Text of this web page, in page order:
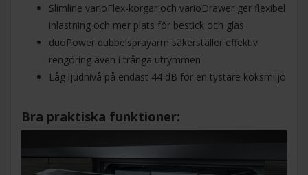
Slimline varioFlex-korgar och varioDrawer ger flexibel
inlastning och mer plats för bestick och glas
duoPower dubbelsprayarm säkerställer effektiv
rengöring även i trånga utrymmen
Låg ljudnivå på endast 44 dB för en tystare köksmiljö
Bra praktiska funktioner: